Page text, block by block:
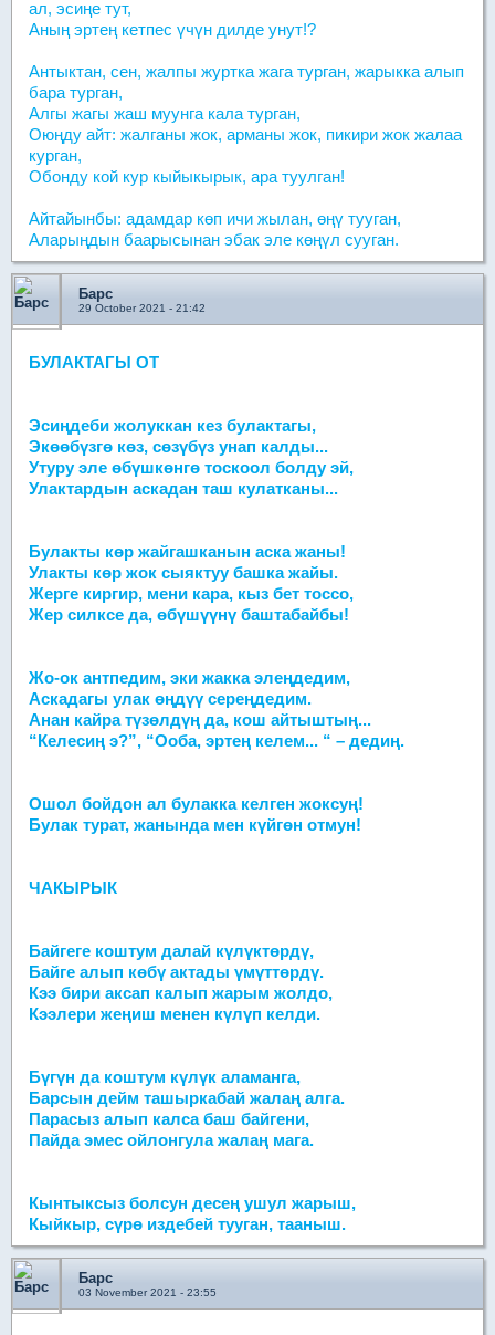
ал, эсиңе тут,
Аның эртең кетпес үчүн дилде унут!?
Антыктан, сен, жалпы журтка жага турган, жарыкка алып
бара турган,
Алгы жагы жаш муунга кала турган,
Оюңду айт: жалганы жок, арманы жок, пикири жок жалаа
курган,
Обонду кой кур кыйыкырык, ара туулган!
Айтайынбы: адамдар көп ичи жылан, өңү тууган,
Аларыңдын баарысынан эбак эле көңүл сууган.
Барс
29 October 2021 - 21:42
БУЛАКТАГЫ ОТ
Эсиңдеби жолуккан кез булактагы,
Экөөбүзгө көз, сөзүбүз унап калды...
Утуру эле өбүшкөнгө тоскоол болду эй,
Улактардын аскадан таш кулатканы...
Булакты көр жайгашканын аска жаны!
Улакты көр жок сыяктуу башка жайы.
Жерге киргир, мени кара, кыз бет тоссо,
Жер силксе да, өбүшүүнү баштабайбы!
Жо-ок антпедим, эки жакка элеңдедим,
Аскадагы улак өңдүү сереңдедим.
Анан кайра түзөлдүң да, кош айтыштың...
“Келесиң э?”, “Ооба, эртең келем... “ – дедиң.
Ошол бойдон ал булакка келген жоксуң!
Булак турат, жанында мен күйгөн отмун!
ЧАКЫРЫК
Байгеге коштум далай күлүктөрдү,
Байге алып көбү актады үмүттөрдү.
Кээ бири аксап калып жарым жолдо,
Кээлери жеңиш менен күлүп келди.
Бүгүн да коштум күлүк аламанга,
Барсын дейм ташыркабай жалаң алга.
Парасыз алып калса баш байгени,
Пайда эмес ойлонгула жалаң мага.
Кынтыксыз болсун десең ушул жарыш,
Кыйкыр, сүрө издебей тууган, тааныш.
Барс
03 November 2021 - 23:55